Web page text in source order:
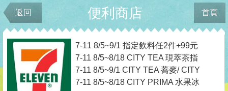
返回 首頁
便利商店
7-11 8/5~9/1 指定飲料任2件+99元
再換飲料小夥伴吊飾乙個
7-11 8/5~8/18 CITY TEA 現萃茶指
定飲品任選2杯最低 0 元起，再送
《絕區零》專屬虛寶
7-11 8/5~9/1 CITY TEA 蕎麥/ CITY
PEARL 珍珠系列任2件最低只要0元
7-11 8/5~8/18 CITY PRIMA 水果冰